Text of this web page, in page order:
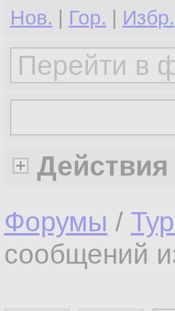
Нов. | Гор. | Избр.
Действия
Форумы /
сообщений